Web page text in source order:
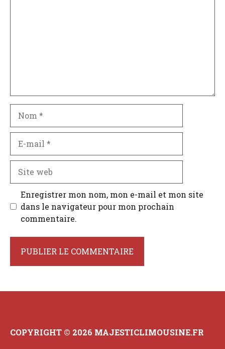
mail
web
Enregistrer mon nom, mon e-mail et mon site
dans le navigateur pour mon prochain
commentaire.
COPYRIGHT © 2026 MAJESTICLIMOUSINE.FR